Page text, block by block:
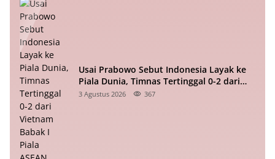
Usai Prabowo Sebut Indonesia Layak ke
Piala Dunia, Timnas Tertinggal 0-2 dari
Vietnam Babak I Piala ASEAN
3 Agustus 2026 367